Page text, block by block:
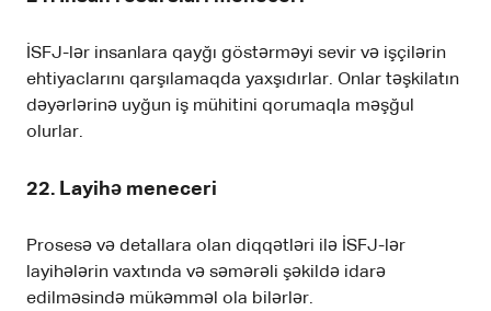
İSFJ-lər insanlara qayğı göstərməyi sevir və işçilərin
ehtiyaclarını qarşılamaqda yaxşıdırlar. Onlar təşkilatın
dəyərlərinə uyğun iş mühitini qorumaqla məşğul
olurlar.
22. Layihə meneceri
Prosesə və detallara olan diqqətləri ilə İSFJ-lər
layihələrin vaxtında və səmərəli şəkildə idarə
edilməsində mükəmməl ola bilərlər.